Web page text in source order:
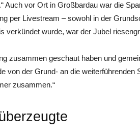
Auch vor Ort in Großbardau war die
per Livestream – sowohl in der
verkündet wurde, war der Jubel
zusammen geschaut haben und
von der Grund- an die weiterführenden
zusammen.“